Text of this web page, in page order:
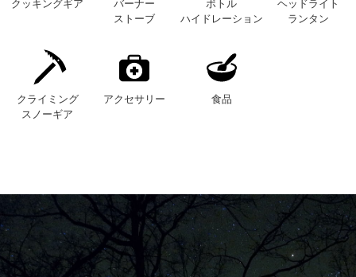
ストーブ
ハイドレーション
ランタン
クライミング
スノーギア
アクセサリー 食品